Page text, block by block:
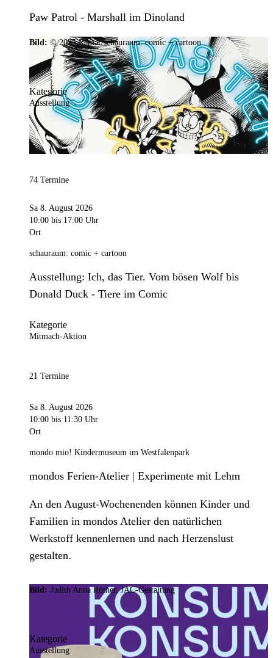
Paw Patrol - Marshall im Dinoland
Bild: © 2025 Ramar/schauraum: comic + cartoon
Kategorie
Ausstellung
74 Termine
Sa 8. August 2026
10:00 bis 17:00 Uhr
Ort
schauraum: comic + cartoon
Ausstellung: Ich, das Tier. Vom bösen Wolf bis
Donald Duck - Tiere im Comic
Kategorie
Mitmach-Aktion
21 Termine
Sa 8. August 2026
10:00 bis 11:30 Uhr
Ort
mondo mio! Kindermuseum im Westfalenpark
mondos Ferien-Atelier | Experimente mit Lehm
An den August-Wochenenden können Kinder und
Familien in mondos Atelier den natürlichen
Werkstoff kennenlernen und nach Herzenslust
gestalten.
Bild: Judith Anna Rüther, JAC-Gestaltung
Kategorie
Ausstellung